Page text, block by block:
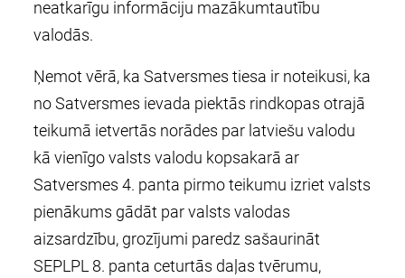
neatkarīgu informāciju mazākumtautību
valodās.
Ņemot vērā, ka Satversmes tiesa ir noteikusi, ka
no Satversmes ievada piektās rindkopas otrajā
teikumā ietvertās norādes par latviešu valodu
kā vienīgo valsts valodu kopsakarā ar
Satversmes 4. panta pirmo teikumu izriet valsts
pienākums gādāt par valsts valodas
aizsardzību, grozījumi paredz sašaurināt
SEPLPL 8. panta ceturtās daļas tvērumu,